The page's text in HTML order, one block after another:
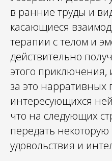
в ранние труды и
касающиеся
терапии с телом и
действительно
этого приключения,
за это нарративных
интересующихся
что на следующих
передать некоторую
удовольствия и